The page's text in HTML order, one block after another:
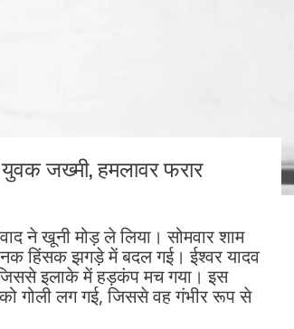
जख्मी, हमलावर फरार
ने खूनी मोड़ ले लिया। सोमवार शाम
हिंसक झगड़े में बदल गई। ईश्वर यादव
जिससे इलाके में हड़कंप मच गया। इस
गोली लग गई, जिससे वह गंभीर रूप से